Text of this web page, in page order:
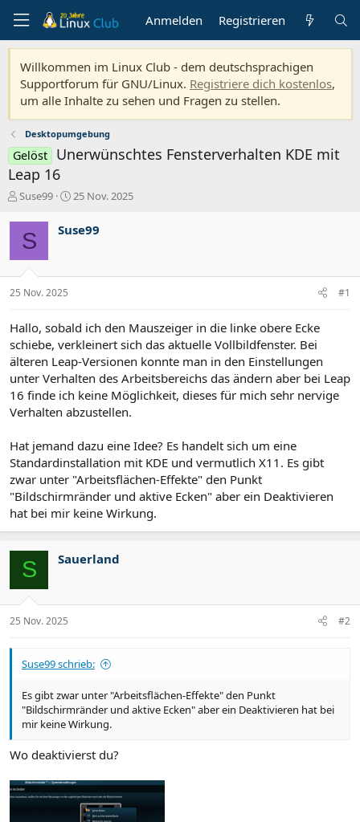
Anmelden Registrieren
Willkommen im Linux Club - dem deutschsprachigen
Supportforum für GNU/Linux. Registriere dich kostenlos,
um alle Inhalte zu sehen und Fragen zu stellen.
Desktopumgebung
Gelöst
Unerwünschtes Fensterverhalten KDE mit
Leap 16
E
s
l
e
Suse99
E
t
l
m
25 Nov. 2025
S Suse99
25 Nov. 2025 #1
Hallo, sobald ich den Mauszeiger in die linke obere Ecke
schiebe, verkleinert sich das aktuelle Vollbildfenster. Bei
älteren Leap-Versionen konnte man in den Einstellungen
unter Verhalten des Arbeitsbereichs das ändern aber bei Leap
16 finde ich keine Möglichkeit, dieses für mich sehr nervige
Verhalten abzustellen.
Hat jemand dazu eine Idee? Es handelt sich um eine
Standardinstallation mit KDE und vermutlich X11. Es gibt
zwar unter "Arbeitsflächen-Effekte" den Punkt
"Bildschirmränder und aktive Ecken" aber ein Deaktivieren
hat bei mir keine Wirkung.
S Sauerland
25 Nov. 2025 #2
Suse99 schrieb:
Es gibt zwar unter "Arbeitsflächen-Effekte" den Punkt
"Bildschirmränder und aktive Ecken" aber ein Deaktivieren hat bei
mir keine Wirkung.
Wo deaktivierst du?